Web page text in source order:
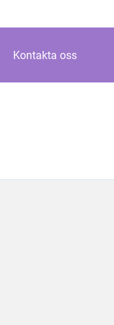
Kontakta oss